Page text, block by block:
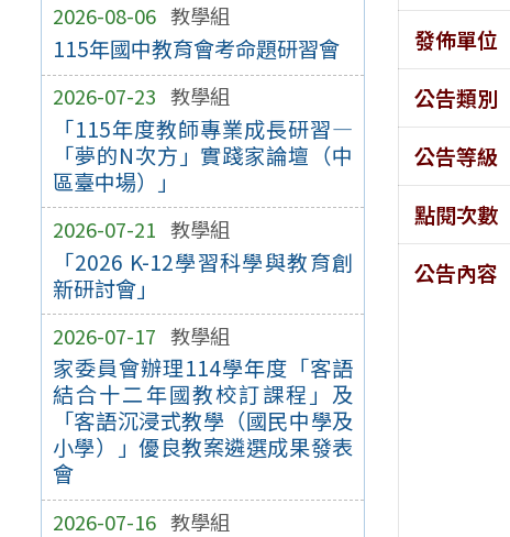
2026-08-06 教學組
115年國中教育會考命題研習會
2026-07-23 教學組
「115年度教師專業成長研習—
「夢的N次方」實踐家論壇（中
區臺中場）」
2026-07-21 教學組
「2026 K-12學習科學與教育創
新研討會」
2026-07-17 教學組
家委員會辦理114學年度「客語
結合十二年國教校訂課程」及
「客語沉浸式教學（國民中學及
小學）」優良教案遴選成果發表
會
2026-07-16 教學組
發佈單位
公告類別
公告等級
點閱次數
公告內容